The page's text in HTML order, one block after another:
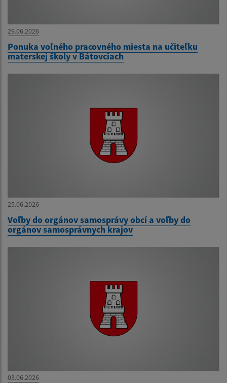
29.06.2026
Ponuka voľného pracovného miesta na učiteľku
materskej školy v Bátovciach
25.06.2026
Voľby do orgánov samosprávy obcí a voľby do
orgánov samosprávnych krajov
03.06.2026